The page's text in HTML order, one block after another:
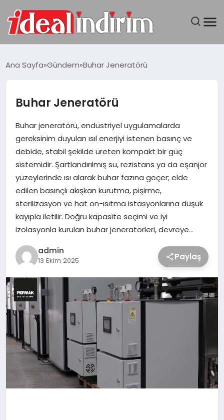
BILGISAYAR
DÜNYA
SEYAHAT
TEKNOLOJI
YAŞAM
Ana Sayfa Gündem Buhar Jeneratörü
Buhar Jeneratörü
Buhar jeneratörü, endüstriyel uygulamalarda
gereksinim duyulan ısıl enerjiyi istenen basınç ve
debide, stabil şekilde üreten kompakt bir güç
sistemidir. Şartlandırılmış su, rezistans ya da eşanjör
yüzeylerinde ısı alarak buhar fazına geçer; elde
edilen basınçlı akışkan kurutma, pişirme,
sterilizasyon ve hat ön-ısıtma istasyonlarına düşük
kayıpla iletilir. Doğru kapasite seçimi ve iyi
izolasyonla kurulan buhar jeneratörleri, devreye…
admin
13 Ekim 2025 Paylaş